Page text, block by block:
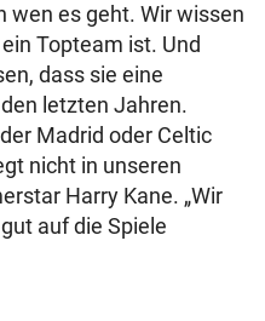
wen es geht. Wir wissen
Topteam ist. Und
dass sie eine
letzten Jahren.
Madrid oder Celtic
nicht in unseren
Harry Kane. „Wir
auf die Spiele